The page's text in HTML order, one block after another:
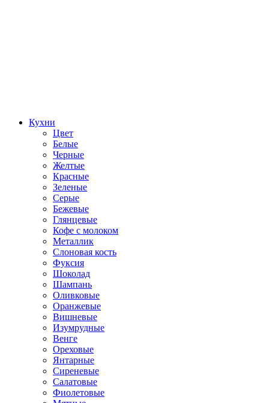
Кухни
Цвет
Белые
Черные
Желтые
Красные
Зеленые
Серые
Бежевые
Глянцевые
Кофе с молоком
Металлик
Слоновая кость
Фуксия
Шоколад
Шампань
Оливковые
Оранжевые
Вишневые
Изумрудные
Венге
Ореховые
Янтарные
Сиреневые
Салатовые
Фиолетовые